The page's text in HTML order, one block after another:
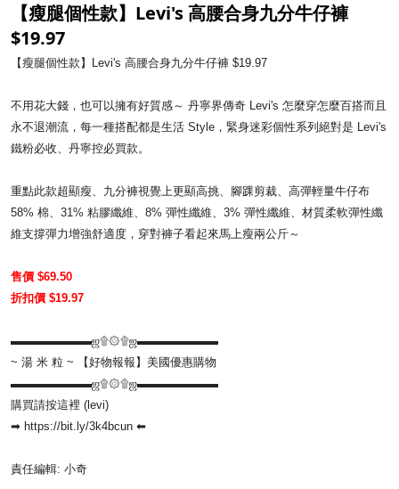
【瘦腿個性款】Levi's 高腰合身九分牛仔褲
$19.97
【瘦腿個性款】Levi's 高腰合身九分牛仔褲 $19.97
不用花大錢，也可以擁有好質感～ 丹寧界傳奇 Levi's 怎麼穿怎麼百搭而且
永不退潮流，每一種搭配都是生活 Style，緊身迷彩個性系列絕對是 Levi's
鐵粉必收、丹寧控必買款。​
重點此款超顯瘦、九分褲視覺上更顯高挑、腳踝剪裁、高彈輕量牛仔布
58% 棉、31% 粘膠纖維、8% 彈性纖維、3% 彈性纖維、材質柔軟彈性纖
維支撐彈力增強舒適度，穿對褲子看起來馬上瘦兩公斤～​
售價 $69.50
​折扣價 $19.97 ​
▬▬▬▬▬▬▬ஜ۩۞۩ஜ▬▬▬▬▬▬▬​
~ 湯 米 粒 ~ 【好物報報】美國優惠購物​
▬▬▬▬▬▬▬ஜ۩۞۩ஜ▬▬▬▬▬▬▬​
購買請按這裡​ (levi)
➡ https://bit.ly/3k4bcun ⬅
責任編輯: 小奇